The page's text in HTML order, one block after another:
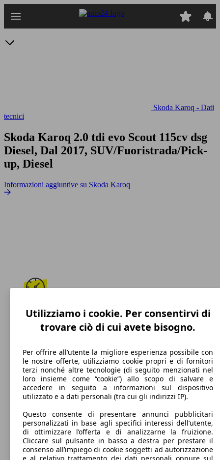
Skoda Karoq - Dati
tecnici
Skoda Karoq 2.0 tdi evo Scout 115cv dsg
Diesel, Dal 2017, SUV/Fuoristrada/Pick-
up, Diesel
Informazioni aggiuntive su Skoda Karoq
189 km/h
Velocità massima
Diesel
Carburante
109 g/km
Emissioni di CO2 (combinato)*
Utilizziamo i cookie. Per consentirvi di
trovare ciò di cui avete bisogno.
Per offrire all’utente la migliore esperienza possibile con
le nostre offerte, utilizziamo cookie propri e di fornitori
terzi nonché altre tecnologie (di seguito menzionati nel
loro insieme come “cookie”) allo scopo di salvare e
accedere in seguito a informazioni sul dispositivo
utilizzato e a dati personali (tra cui gli indirizzi IP).
Questo consente di presentare annunci pubblicitari
personalizzati in base agli specifici interessi dell’utente,
di ottimizzare l’offerta e di analizzarne la fruizione.
Cliccare sul pulsante in basso a destra per prestare il
consenso all’impiego di cookie soggetti ad autorizzazione